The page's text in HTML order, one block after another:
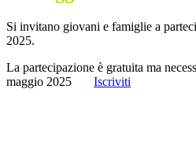
Si invitano giovani e famiglie a
2025.
La partecipazione è gratuita ma
maggio 2025 Iscriviti